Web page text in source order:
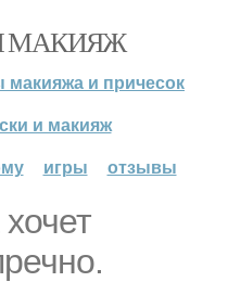
МАКИЯЖ
макияжа и причесок
и макияж
игры отзывы